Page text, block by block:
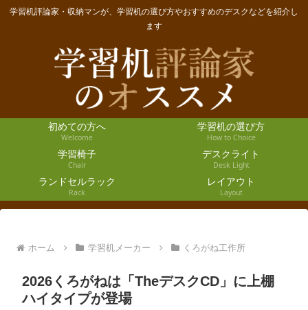
学習机評論家・収納マンが、学習机の選び方やおすすめのデスクなどを紹介し
ます
初めての方へ
Welcome
学習机の選び方
How to Choice
学習椅子
Chair
デスクライト
Desk Light
ランドセルラック
Rack
レイアウト
Layout
ホーム 学習机メーカー くろがね工作所
2026くろがねは「TheデスクCD」に上棚
ハイタイプが登場